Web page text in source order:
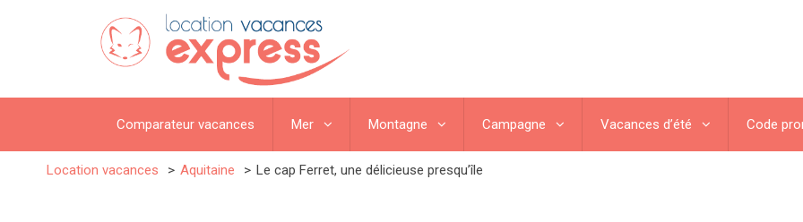
Comparateur vacances Mer Montagne Campagne Vacances d’été Code
Location vacances Aquitaine Le cap Ferret, une délicieuse presqu’île